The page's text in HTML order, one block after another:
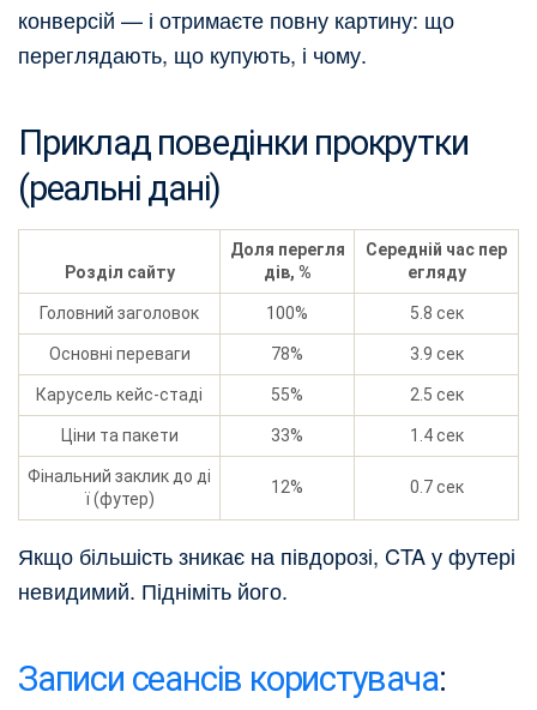
конверсій — і отримаєте повну картину: що
переглядають, що купують, і чому.
Приклад поведінки прокрутки
(реальні дані)
Розділ сайту
Доля перегля
дів, %
Середній час пер
егляду
Головний заголовок 100% 5.8 сек
Основні переваги 78% 3.9 сек
Карусель кейс‑стаді 55% 2.5 сек
Ціни та пакети 33% 1.4 сек
Фінальний заклик до ді
ї (футер)
12% 0.7 сек
Якщо більшість зникає на півдорозі, CTA у футері
невидимий. Підніміть його.
Записи сеансів користувача: